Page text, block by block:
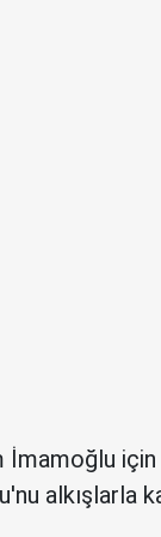
için
alkışlarla